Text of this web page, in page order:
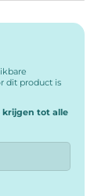
dit product is
krijgen tot alle